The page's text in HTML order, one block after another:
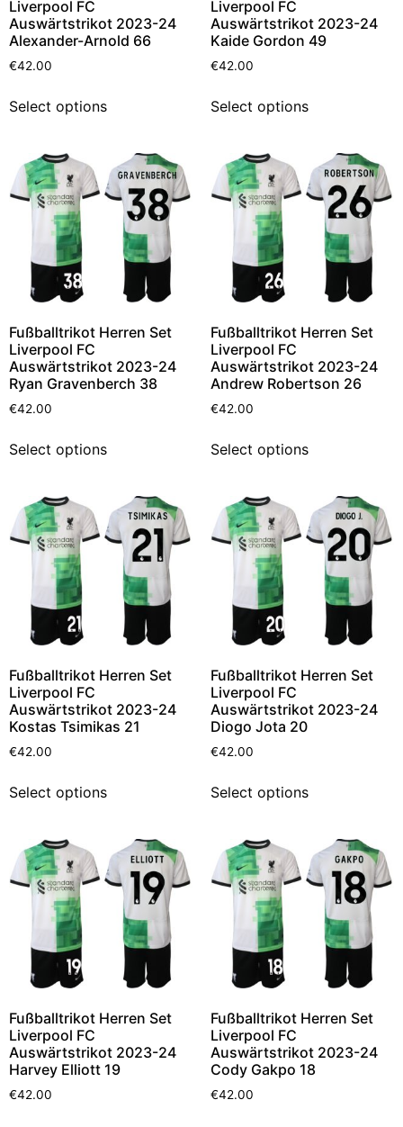
Liverpool FC
Auswärtstrikot 2023-24
Alexander-Arnold 66
€42.00
Select options
Liverpool FC
Auswärtstrikot 2023-24
Kaide Gordon 49
€42.00
Select options
Fußballtrikot Herren Set
Liverpool FC
Auswärtstrikot 2023-24
Ryan Gravenberch 38
€42.00
Select options
Fußballtrikot Herren Set
Liverpool FC
Auswärtstrikot 2023-24
Andrew Robertson 26
€42.00
Select options
Fußballtrikot Herren Set
Liverpool FC
Auswärtstrikot 2023-24
Kostas Tsimikas 21
€42.00
Select options
Fußballtrikot Herren Set
Liverpool FC
Auswärtstrikot 2023-24
Diogo Jota 20
€42.00
Select options
Fußballtrikot Herren Set
Liverpool FC
Auswärtstrikot 2023-24
Harvey Elliott 19
€42.00
Fußballtrikot Herren Set
Liverpool FC
Auswärtstrikot 2023-24
Cody Gakpo 18
€42.00